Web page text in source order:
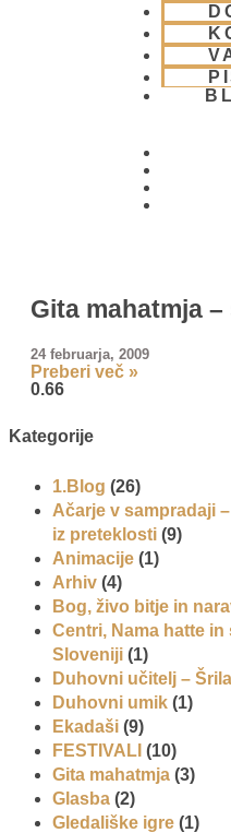
Gita mahatmja
24 februarja, 2009
Preberi več »
Kategorije
1.Blog (26)
Ačarje v sampradaji
iz preteklosti (9)
Animacije (1)
Arhiv (4)
Bog, živo bitje in
Centri, Nama hatte in
Sloveniji (1)
Duhovni učitelj –
Duhovni umik (1)
Ekadaši (9)
FESTIVALI (10)
Gita mahatmja (3)
Glasba (2)
Gledališke igre (1)